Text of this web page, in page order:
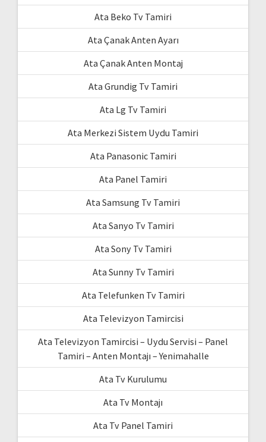
Ata Beko Tv Tamiri
Ata Çanak Anten Ayarı
Ata Çanak Anten Montaj
Ata Grundig Tv Tamiri
Ata Lg Tv Tamiri
Ata Merkezi Sistem Uydu Tamiri
Ata Panasonic Tamiri
Ata Panel Tamiri
Ata Samsung Tv Tamiri
Ata Sanyo Tv Tamiri
Ata Sony Tv Tamiri
Ata Sunny Tv Tamiri
Ata Telefunken Tv Tamiri
Ata Televizyon Tamircisi
Ata Televizyon Tamircisi – Uydu Servisi – Panel
Tamiri – Anten Montajı – Yenimahalle
Ata Tv Kurulumu
Ata Tv Montajı
Ata Tv Panel Tamiri